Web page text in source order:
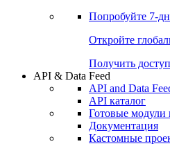
Попробуйте 7-
Откройте
Получить доступ
API & Data Feed
API and Data
API каталог
Готовые модули
Документация
Кастомные